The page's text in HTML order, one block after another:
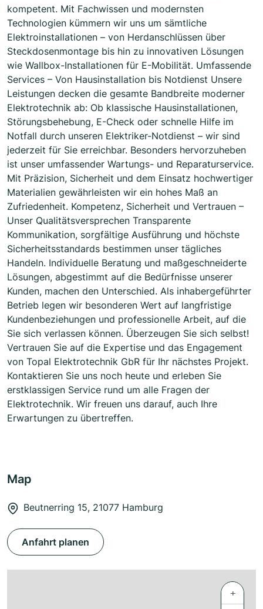
kompetent. Mit Fachwissen und modernsten
Technologien kümmern wir uns um sämtliche
Elektroinstallationen – von Herdanschlüssen über
Steckdosenmontage bis hin zu innovativen Lösungen
wie Wallbox-Installationen für E-Mobilität. Umfassende
Services – Von Hausinstallation bis Notdienst Unsere
Leistungen decken die gesamte Bandbreite moderner
Elektrotechnik ab: Ob klassische Hausinstallationen,
Störungsbehebung, E-Check oder schnelle Hilfe im
Notfall durch unseren Elektriker-Notdienst – wir sind
jederzeit für Sie erreichbar. Besonders hervorzuheben
ist unser umfassender Wartungs- und Reparaturservice.
Mit Präzision, Sicherheit und dem Einsatz hochwertiger
Materialien gewährleisten wir ein hohes Maß an
Zufriedenheit. Kompetenz, Sicherheit und Vertrauen –
Unser Qualitätsversprechen Transparente
Kommunikation, sorgfältige Ausführung und höchste
Sicherheitsstandards bestimmen unser tägliches
Handeln. Individuelle Beratung und maßgeschneiderte
Lösungen, abgestimmt auf die Bedürfnisse unserer
Kunden, machen den Unterschied. Als inhabergeführter
Betrieb legen wir besonderen Wert auf langfristige
Kundenbeziehungen und professionelle Arbeit, auf die
Sie sich verlassen können. Überzeugen Sie sich selbst!
Vertrauen Sie auf die Expertise und das Engagement
von Topal Elektrotechnik GbR für Ihr nächstes Projekt.
Kontaktieren Sie uns noch heute und erleben Sie
erstklassigen Service rund um alle Fragen der
Elektrotechnik. Wir freuen uns darauf, auch Ihre
Erwartungen zu übertreffen.
Map
Beutnerring 15, 21077 Hamburg
Anfahrt planen
+